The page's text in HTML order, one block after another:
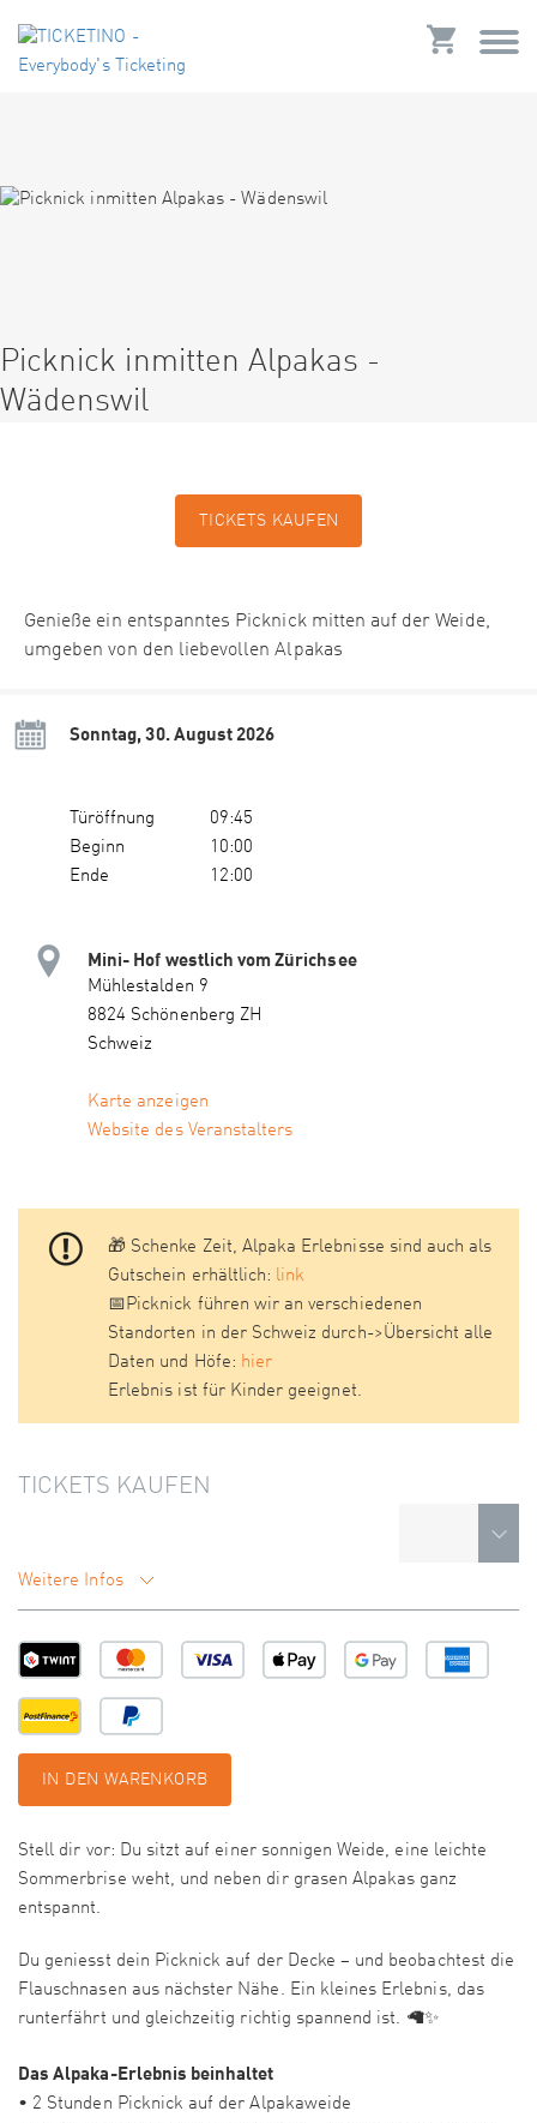
Picknick inmitten Alpakas -
Wädenswil
TICKETS KAUFEN
Genieße ein entspanntes Picknick mitten auf der Weide,
umgeben von den liebevollen Alpakas
Sonntag, 30. August 2026
Türöffnung
09:45
Beginn
10:00
Ende
12:00
Mini- Hof westlich vom Zürichsee
Mühlestalden 9
8824 Schönenberg ZH
Schweiz
Karte anzeigen
Website des Veranstalters
🎁 Schenke Zeit, Alpaka Erlebnisse sind auch als
Gutschein erhältlich: link
📅Picknick führen wir an verschiedenen
Standorten in der Schweiz durch->Übersicht alle
Daten und Höfe: hier
Erlebnis ist für Kinder geeignet.
TICKETS KAUFEN
Weitere Infos
IN DEN WARENKORB
Stell dir vor: Du sitzt auf einer sonnigen Weide, eine leichte
Sommerbrise weht, und neben dir grasen Alpakas ganz
entspannt.
Du geniesst dein Picknick auf der Decke – und beobachtest die
Flauschnasen aus nächster Nähe. Ein kleines Erlebnis, das
runterfährt und gleichzeitig richtig spannend ist. 🦙✨
Das Alpaka-Erlebnis beinhaltet
• 2 Stunden Picknick auf der Alpakaweide